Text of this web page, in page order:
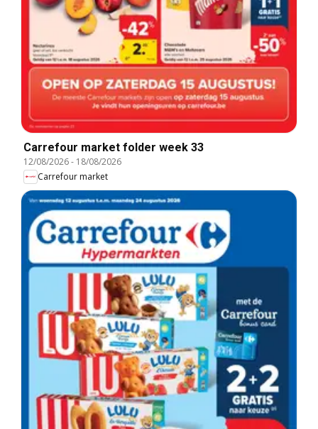
Carrefour market folder week 33
12/08/2026- 18/08/2026
Carrefour market